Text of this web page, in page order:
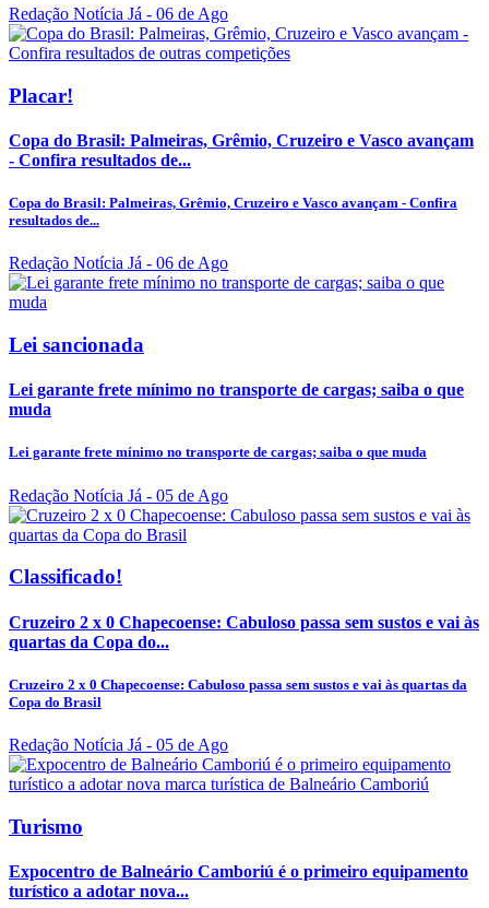
Redação Notícia Já - 06 de Ago
Placar!
Copa do Brasil: Palmeiras, Grêmio, Cruzeiro e Vasco avançam
- Confira resultados de...
Copa do Brasil: Palmeiras, Grêmio, Cruzeiro e Vasco avançam - Confira
resultados de...
Redação Notícia Já - 06 de Ago
Lei sancionada
Lei garante frete mínimo no transporte de cargas; saiba o que
muda
Lei garante frete mínimo no transporte de cargas; saiba o que muda
Redação Notícia Já - 05 de Ago
Classificado!
Cruzeiro 2 x 0 Chapecoense: Cabuloso passa sem sustos e vai às
quartas da Copa do...
Cruzeiro 2 x 0 Chapecoense: Cabuloso passa sem sustos e vai às quartas da
Copa do Brasil
Redação Notícia Já - 05 de Ago
Turismo
Expocentro de Balneário Camboriú é o primeiro equipamento
turístico a adotar nova...